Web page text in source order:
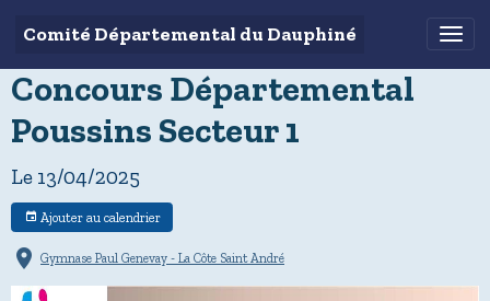
Comité Départemental du Dauphiné
Concours Départemental
Poussins Secteur 1
Le 13/04/2025
Ajouter au calendrier
Gymnase Paul Genevay - La Côte Saint André